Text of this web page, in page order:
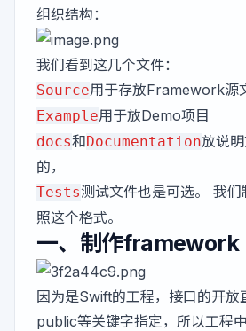
组织结构：
我们看到这几个文件：
Source用于存放Framework源
Example用于放Demo项目
docs和Documentation放说
的，
Tests测试文件也是可选。 我
照这个格式。
一、制作framework
因为是Swift的工程，接口的开放
public等关键字指定，所以工程